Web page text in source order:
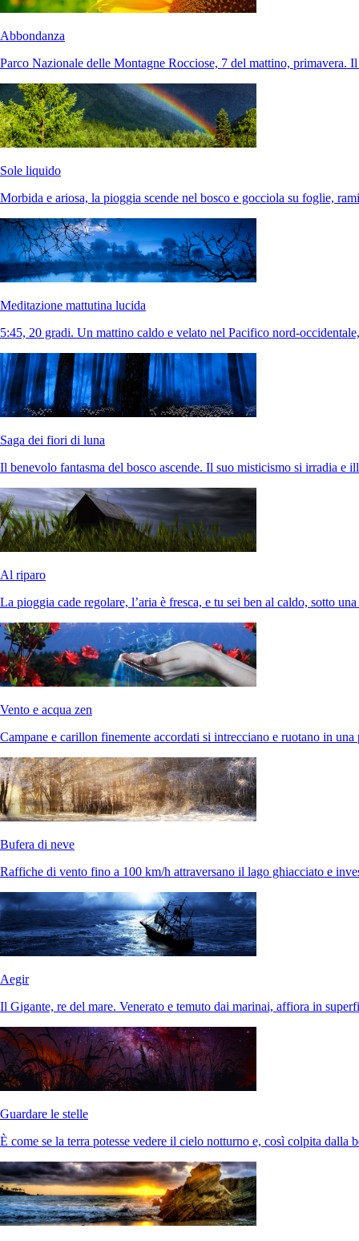
Abbondanza
Parco Nazionale delle Montagne Rocciose, 7 del mattino, primavera.
Sole liquido
Morbida e ariosa, la pioggia scende nel bosco e gocciola su foglie,
Meditazione mattutina lucida
5:45, 20 gradi. Un mattino caldo e velato nel Pacifico nord-
Saga dei fiori di luna
Il benevolo fantasma del bosco ascende. Il suo misticismo si irradia e
Al riparo
La pioggia cade regolare, l’aria è fresca, e tu sei ben al caldo, sotto
Vento e acqua zen
Campane e carillon finemente accordati si intrecciano e ruotano in una
Bufera di neve
Raffiche di vento fino a 100 km/h attraversano il lago ghiacciato e
Aegir
Il Gigante, re del mare. Venerato e temuto dai marinai, affiora in
Guardare le stelle
È come se la terra potesse vedere il cielo notturno e, così colpita dalla